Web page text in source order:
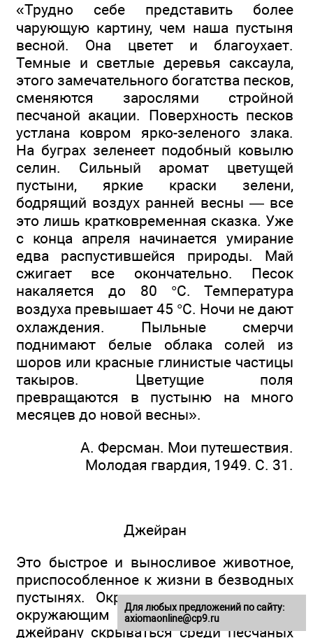
«Трудно себе представить более
чарующую картину, чем наша пустыня
весной. Она цветет и благоухает.
Темные и светлые деревья саксаула,
этого замечательного богатства песков,
сменяются зарослями стройной
песчаной акации. Поверхность песков
устлана ковром ярко-зеленого злака.
На буграх зеленеет подобный ковылю
селин. Сильный аромат цветущей
пустыни, яркие краски зелени,
бодрящий воздух ранней весны — все
это лишь кратковременная сказка. Уже
с конца апреля начинается умирание
едва распустившейся природы. Май
сжигает все окончательно. Песок
накаляется до 80 °С. Температура
воздуха превышает 45 °С. Ночи не дают
охлаждения. Пыльные смерчи
поднимают белые облака солей из
шоров или красные глинистые частицы
такыров. Цветущие поля
превращаются в пустыню на много
месяцев до новой весны».
А. Ферсман. Мои путешествия.
Молодая гвардия, 1949. С. 31.
Джейран
Это быстрое и выносливое животное,
приспособленное к жизни в безводных
пустынях. Окраска его соответствует
окружающим пескам, что помогает
джейрану скрываться среди песчаных
Для любых предложений по сайту:
axiomaonline@cp9.ru